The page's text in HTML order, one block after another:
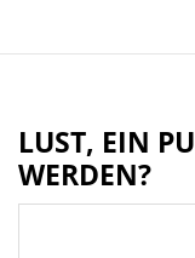
LUST, EIN
WERDEN?